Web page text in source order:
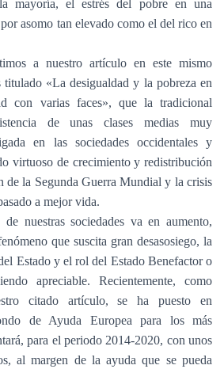
mayoría, el estrés del pobre en una
asomo tan elevado como el del rico en
a nuestro artículo en este mismo
«La desigualdad y la pobreza en
con varias faces», que la tradicional
de unas clases medias muy
en las sociedades occidentales y
virtuoso de crecimiento y redistribución
de la Segunda Guerra Mundial y la crisis
a mejor vida.
nuestras sociedades va en aumento,
que suscita gran desasosiego, la
Estado y el rol del Estado Benefactor o
apreciable. Recientemente, como
citado artículo, se ha puesto en
de Ayuda Europea para los más
para el periodo 2014-2020, con unos
al margen de la ayuda que se pueda